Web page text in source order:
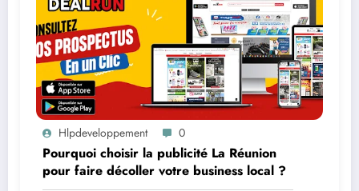
Hlpdeveloppement 0
Pourquoi choisir la publicité La Réunion
pour faire décoller votre business local ?